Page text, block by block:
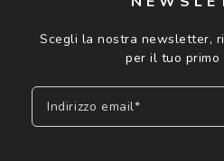
Scegli la nostra newsletter,
per il tuo primo
Indirizzo email*